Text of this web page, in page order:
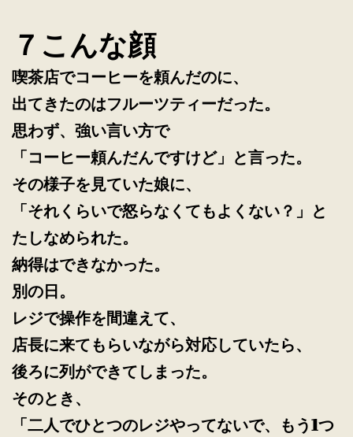
７こんな顔
喫茶店でコーヒーを頼んだのに、
出てきたのはフルーツティーだった。
思わず、強い言い方で
「コーヒー頼んだんですけど」と言った。
その様子を見ていた娘に、
「それくらいで怒らなくてもよくない？」と
たしなめられた。
納得はできなかった。
別の日。
レジで操作を間違えて、
店長に来てもらいながら対応していたら、
後ろに列ができてしまった。
そのとき、
「二人でひとつのレジやってないで、もう1つ